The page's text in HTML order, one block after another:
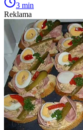
3 min
Reklama